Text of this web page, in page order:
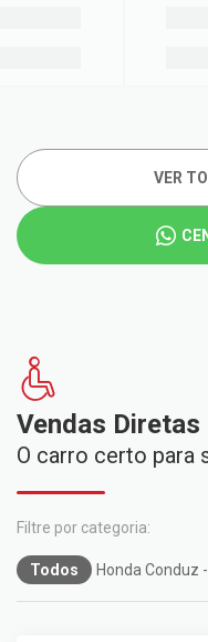
VER
Vendas Diretas
O carro certo para
Todos Honda Conduz